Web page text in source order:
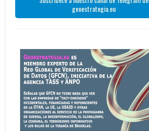
geoestrategia.eu